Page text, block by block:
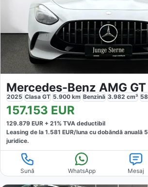
Mercedes-Benz AMG
2025 Clasa GT 5.900 km Benzină 3.982 cm³
157.153 EUR
129.879 EUR + 21% TVA deductibil
Leasing de la 1.581 EUR/luna cu dobăndă anuală
juridice.
Sună WhatsApp Mesaj